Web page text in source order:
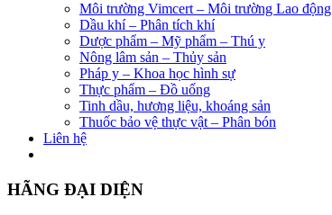
Môi trường Vimcert – Môi trường Lao động
Dầu khí – Phân tích khí
Dược phẩm – Mỹ phẩm – Thú y
Nông lâm sản – Thủy sản
Pháp y – Khoa học hình sự
Thực phẩm – Đồ uống
Tinh dầu, hương liệu, khoáng sản
Thuốc bảo vệ thực vật – Phân bón
Liên hệ
HÃNG ĐẠI DIỆN